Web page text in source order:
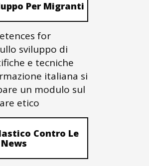
Per Migranti
for
sviluppo di
e tecniche
italiana si
un modulo sul
etico
Contro Le